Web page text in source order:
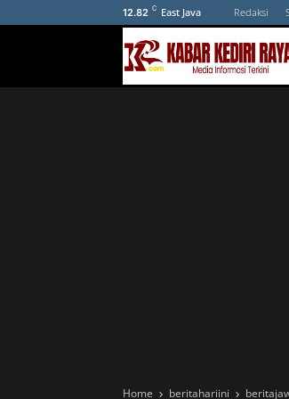
12.82 C East Java Redaksi
Home beritahariini